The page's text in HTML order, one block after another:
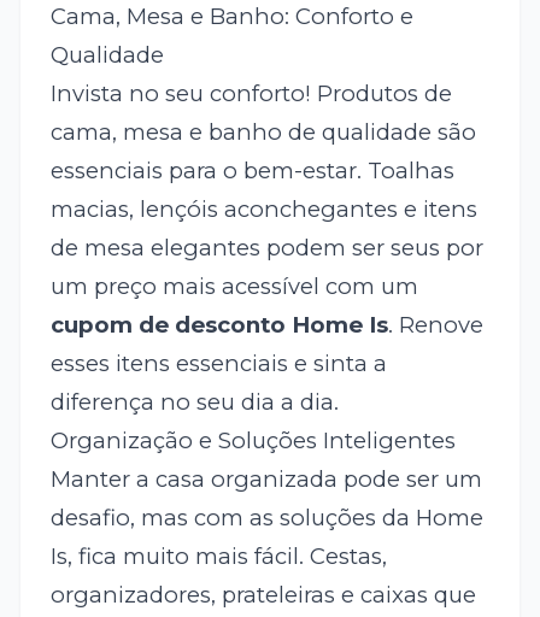
Cama, Mesa e Banho: Conforto e
Qualidade
Invista no seu conforto! Produtos de
cama, mesa e banho de qualidade são
essenciais para o bem-estar. Toalhas
macias, lençóis aconchegantes e itens
de mesa elegantes podem ser seus por
um preço mais acessível com um
cupom de desconto Home Is. Renove
esses itens essenciais e sinta a
diferença no seu dia a dia.
Organização e Soluções Inteligentes
Manter a casa organizada pode ser um
desafio, mas com as soluções da Home
Is, fica muito mais fácil. Cestas,
organizadores, prateleiras e caixas que